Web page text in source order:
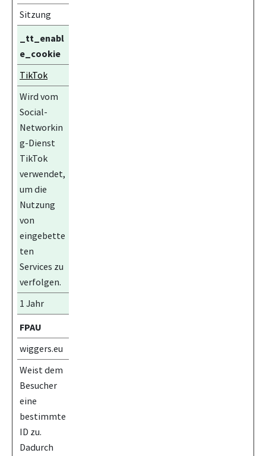
Sitzung
_tt_enabl
e_cookie
TikTok
Wird vom
Social-
Networkin
g-Dienst
TikTok
verwendet,
um die
Nutzung
von
eingebette
ten
Services zu
verfolgen.
1 Jahr
FPAU
wiggers.eu
Weist dem
Besucher
eine
bestimmte
ID zu.
Dadurch